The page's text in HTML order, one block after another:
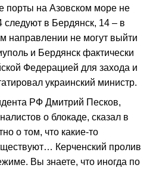
порты на Азовском море не
следуют в Бердянск, 14 – в
направлении не могут выйти
и Бердянск фактически
Федерацией для захода и
украинский министр.
РФ Дмитрий Песков,
о блокаде, сказал в
о том, что какие-то
Керченский пролив
Вы знаете, что иногда по